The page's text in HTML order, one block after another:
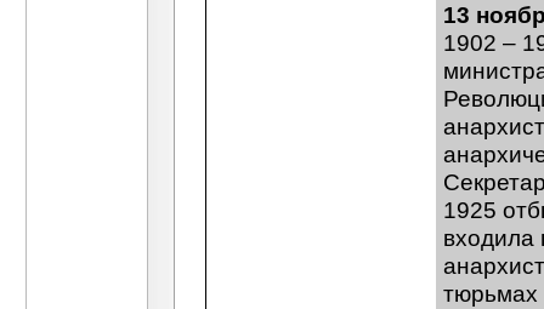
13
1902 –
1925
входила
тюрьмах